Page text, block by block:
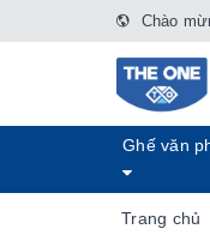
Chào
Ghế văn
Trang chủ